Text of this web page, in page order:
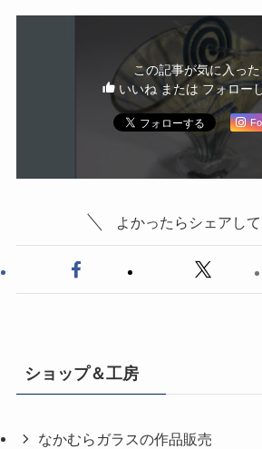
この記事が気に入った
いいね または フォロー
よかったらシェアして
ショップ＆工房
なかむらガラスの作品販売